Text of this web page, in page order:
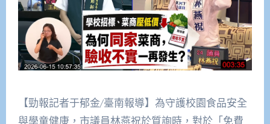
【勁報記者于郁金/臺南報導】為守護校園食品安全
與學童健康，市議員林燕祝於質詢時，對於「免費